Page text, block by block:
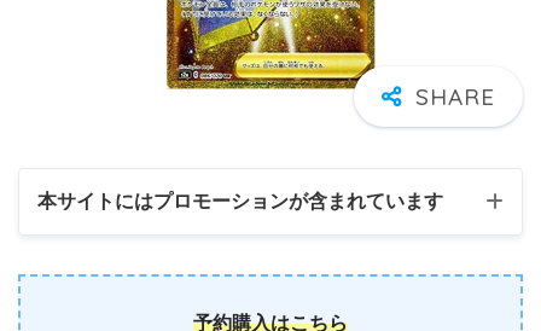
本サイトにはプロモーションが含まれています
予約購入はこちら